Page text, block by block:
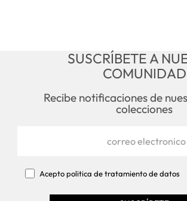
SUSCRÍBETE A
COMUNIDAD
Recibe notificaciones de
colecciones
Acepto politica de tratamiento de datos